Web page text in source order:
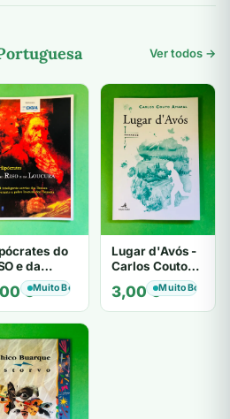
Ver todos →
do
e da
€Muito Bom
Lugar d'Avós -
Carlos Couto
Amaral
3,00€Muito Bom